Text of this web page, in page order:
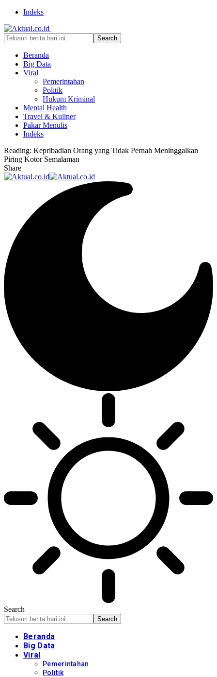
Indeks
Beranda
Big Data
Viral
Pemerintahan
Politik
Hukum Kriminal
Mental Health
Travel & Kuliner
Pakar Menulis
Indeks
Reading: Kepribadian Orang yang Tidak Pernah Meninggalkan
Piring Kotor Semalaman
Share
Search
Beranda
Big Data
Viral
Pemerintahan
Politik